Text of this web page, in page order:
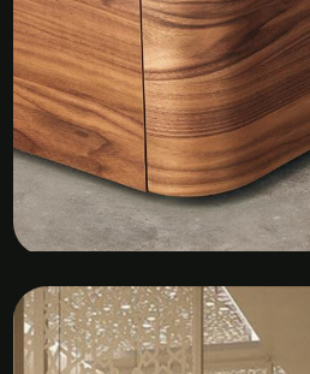
Kệ Tủ Gỗ Veneer